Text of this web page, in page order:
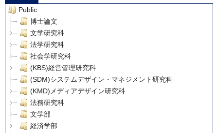
Public
博士論文
文学研究科
法学研究科
社会学研究科
(KBS)経営管理研究科
(SDM)システムデザイン・マネジメント研究科
(KMD)メディアデザイン研究科
法務研究科
文学部
経済学部